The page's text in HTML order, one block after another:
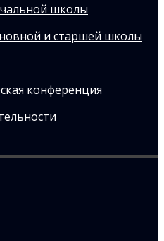
школы
и старшей школы
конференция